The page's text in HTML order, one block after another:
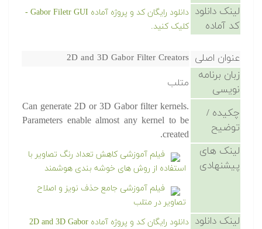
لینک دانلود
کد آماده
دانلود رایگان کد و پروژه آماده Gabor Filetr GUI -
کلیک کنید.
عنوان اصلی 2D and 3D Gabor Filter Creators
زبان برنامه
نویسی
متلب
چکیده /
توضیح
Can generate 2D or 3D Gabor filter kernels.
Parameters enable almost any kernel to be
created.
لینک های
پیشنهادی
فیلم آموزشی کاهش تعداد رنگ تصاویر با
استفاده از روش های خوشه بندی هوشمند
فیلم آموزشی جامع حذف نویز و اصلاح
تصاویر در متلب
لینک دانلود دانلود رایگان کد و پروژه آماده 2D and 3D Gabor